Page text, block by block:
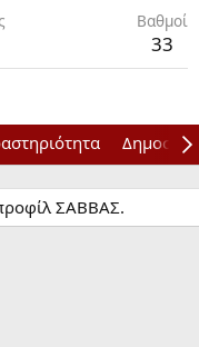
Bαθμοί
33
ΣΑΒΒΑΣ.